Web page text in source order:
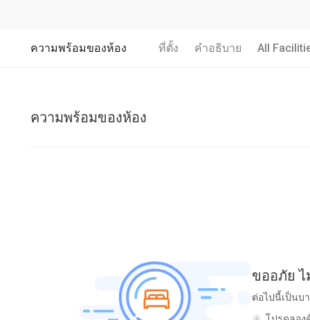
ความพร้อมของห้อง ที่ตั้ง คำอธิบาย All
ความพร้อมของห้อง
ขออภัย
ต่อไปนี้เป็นบ